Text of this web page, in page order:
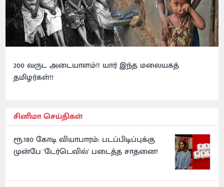
200 வருட அடையாளம்!! யார் இந்த மலையகத்
தமிழர்கள்!!
சினிமா செய்திகள்
ரூ.180 கோடி வியாபாரம்: படப்பிடிப்புக்கு
முன்பே 'டேர்டெவில்' படைத்த சாதனை!